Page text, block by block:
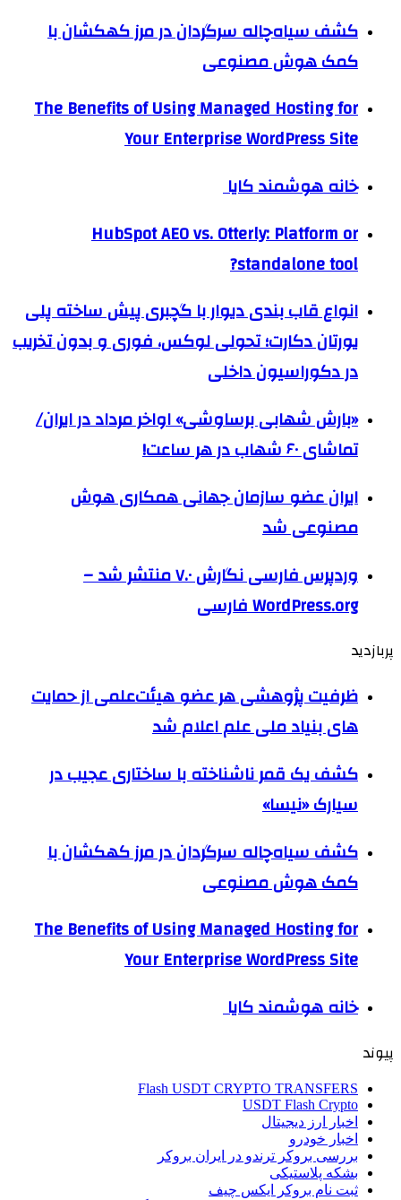
کشف سیاه‌چاله سرگردان در مرز کهکشان با
کمک هوش مصنوعی
The Benefits of Using Managed Hosting for
Your Enterprise WordPress Site
خانه هوشمند کایا
HubSpot AEO vs. Otterly: Platform or
standalone tool?
انواع قاب بندی دیوار با گچبری پیش ساخته پلی
یورتان دکارت؛ تحولی لوکس، فوری و بدون تخریب
در دکوراسیون داخلی
«بارش شهابی برساوشی» اواخر مرداد در ایران/
تماشای ۶۰ شهاب در هر ساعت!
ایران عضو سازمان جهانی همکاری هوش
مصنوعی شد
وردپرس فارسی نگارش ۷.۰ منتشر شد –
WordPress.org فارسی
پربازدید
ظرفیت پژوهشی هر عضو هیئت‌علمی از حمایت
های بنیاد ملی علم اعلام شد
کشف یک قمر ناشناخته با ساختاری عجیب در
سیارک «نیسا»
کشف سیاه‌چاله سرگردان در مرز کهکشان با
کمک هوش مصنوعی
The Benefits of Using Managed Hosting for
Your Enterprise WordPress Site
خانه هوشمند کایا
پیوند
Flash USDT CRYPTO TRANSFERS
USDT Flash Crypto
اخبار ارز دیجیتال
اخبار خودرو
بررسی بروکر ترندو در ایران بروکر
بشکه پلاستیکی
ثبت نام بروکر ایکس چیف